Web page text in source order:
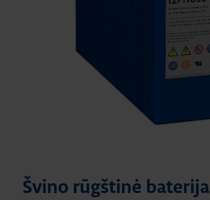
Švino rūgštinė baterija